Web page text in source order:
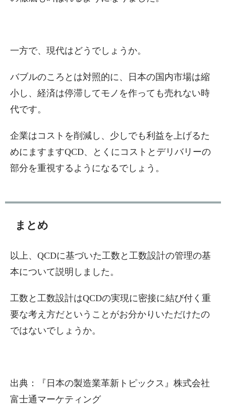
一方で、現代はどうでしょうか。
バブルのころとは対照的に、日本の国内市場は縮
小し、経済は停滞してモノを作っても売れない時
代です。
企業はコストを削減し、少しでも利益を上げるた
めにますますQCD、とくにコストとデリバリーの
部分を重視するようになるでしょう。
まとめ
以上、QCDに基づいた工数と工数設計の管理の基
本について説明しました。
工数と工数設計はQCDの実現に密接に結び付く重
要な考え方だということがお分かりいただけたの
ではないでしょうか。
出典：『日本の製造業革新トピックス』株式会社
富士通マーケティング